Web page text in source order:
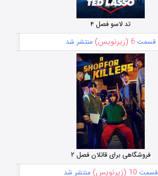
تد لاسو فصل ۴
قسمت 6 (زیرنویس) منتشر شد
فروشگاهی برای قاتلان فصل ۲
قسمت 10 (زیرنویس) منتشر شد